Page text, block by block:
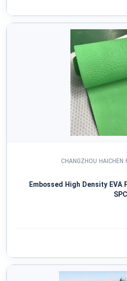
CHANGZHOU
Embossed High Density EVA